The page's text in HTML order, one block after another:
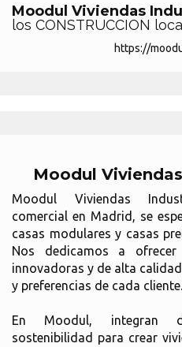
Moodul Viviendas
los CONSTRUCCION
https://
Moodul
Moodul Viviendas
comercial en Madrid, se
casas modulares y casas
Nos dedicamos a ofrecer
innovadoras y de alta
y preferencias de cada cliente.
En Moodul, integran
sostenibilidad para crear